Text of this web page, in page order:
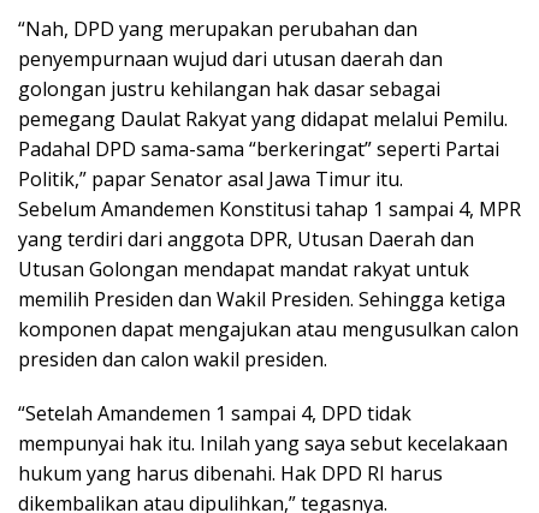
“Nah, DPD yang merupakan perubahan dan
penyempurnaan wujud dari utusan daerah dan
golongan justru kehilangan hak dasar sebagai
pemegang Daulat Rakyat yang didapat melalui Pemilu.
Padahal DPD sama-sama “berkeringat” seperti Partai
Politik,” papar Senator asal Jawa Timur itu.
Sebelum Amandemen Konstitusi tahap 1 sampai 4, MPR
yang terdiri dari anggota DPR, Utusan Daerah dan
Utusan Golongan mendapat mandat rakyat untuk
memilih Presiden dan Wakil Presiden. Sehingga ketiga
komponen dapat mengajukan atau mengusulkan calon
presiden dan calon wakil presiden.
“Setelah Amandemen 1 sampai 4, DPD tidak
mempunyai hak itu. Inilah yang saya sebut kecelakaan
hukum yang harus dibenahi. Hak DPD RI harus
dikembalikan atau dipulihkan,” tegasnya.